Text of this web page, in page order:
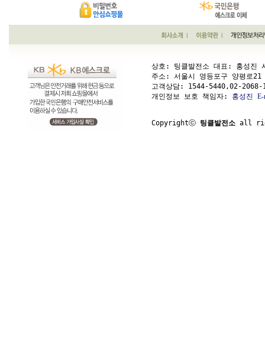
상호: 팅클발전소 대표: 홍성
주소: 서울시 영등포구 양평
고객상담: 1544-5440,02-
개인정보 보호 책임자: 홍성진
Copyrightⓒ 팅클발전소 all